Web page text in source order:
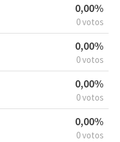
0,00%
0 votos
0,00%
0 votos
0,00%
0 votos
0,00%
0 votos